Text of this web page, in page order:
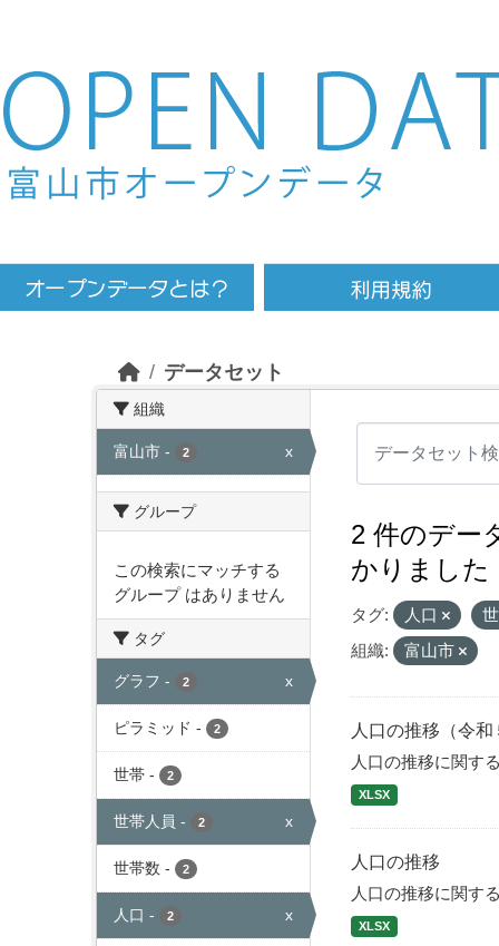
Skip to main content
データセット
組織
富山市 - 2 x
グループ
この検索にマッチする
グループ はありません
タグ
グラフ - 2 x
ピラミッド - 2
世帯 - 2
世帯人員 - 2 x
世帯数 - 2
人口 - 2 x
2 件のデー
かりました
タグ: 人口
組織:
富山市
人口の推移（令和
人口の推移に関す
XLSX
人口の推移
人口の推移に関す
XLSX